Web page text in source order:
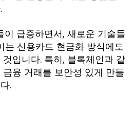
급증하면서, 새로운 기술들
는 신용카드 현금화 방식에도
입니다. 특히, 블록체인과 같
융 거래를 보안성 있게 만들
.